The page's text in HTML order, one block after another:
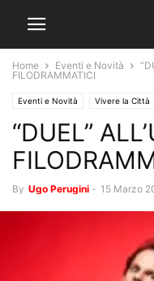
Home Eventi e Novità
FILODRAMMATICI
Eventi e Novità Vivere la Città
“DUEL”
By Ugo Perugini - 15 Marzo